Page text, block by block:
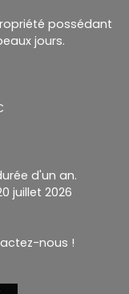
possédant
jours.
d'un an.
juillet 2026
nous !